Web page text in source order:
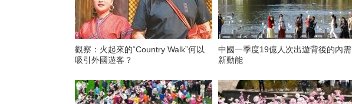
觀察：火起來的“Country Walk”何以
吸引外國遊客？
中國一季度19億人次出遊背後的內需
新動能